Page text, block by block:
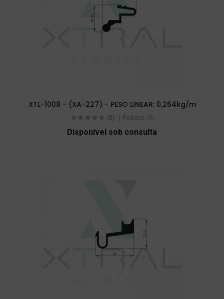
XTL-1008 - (XA-227) - PESO LINEAR: 0,264kg/m
(0) Pedidos (0)
Disponível sob consulta